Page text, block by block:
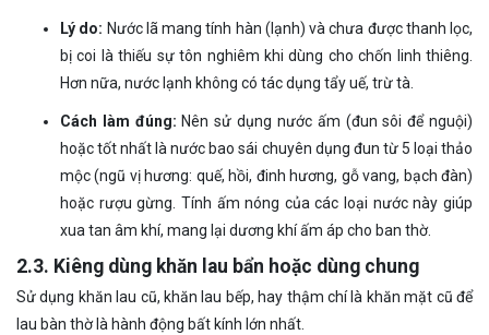
Lý do: Nước lã mang tính hàn (lạnh) và chưa được thanh lọc,
bị coi là thiếu sự tôn nghiêm khi dùng cho chốn linh thiêng.
Hơn nữa, nước lạnh không có tác dụng tẩy uế, trừ tà.
Cách làm đúng: Nên sử dụng nước ấm (đun sôi để nguội)
hoặc tốt nhất là nước bao sái chuyên dụng đun từ 5 loại thảo
mộc (ngũ vị hương: quế, hồi, đinh hương, gỗ vang, bạch đàn)
hoặc rượu gừng. Tính ấm nóng của các loại nước này giúp
xua tan âm khí, mang lại dương khí ấm áp cho ban thờ.
2.3. Kiêng dùng khăn lau bẩn hoặc dùng chung
Sử dụng khăn lau cũ, khăn lau bếp, hay thậm chí là khăn mặt cũ để
lau bàn thờ là hành động bất kính lớn nhất.